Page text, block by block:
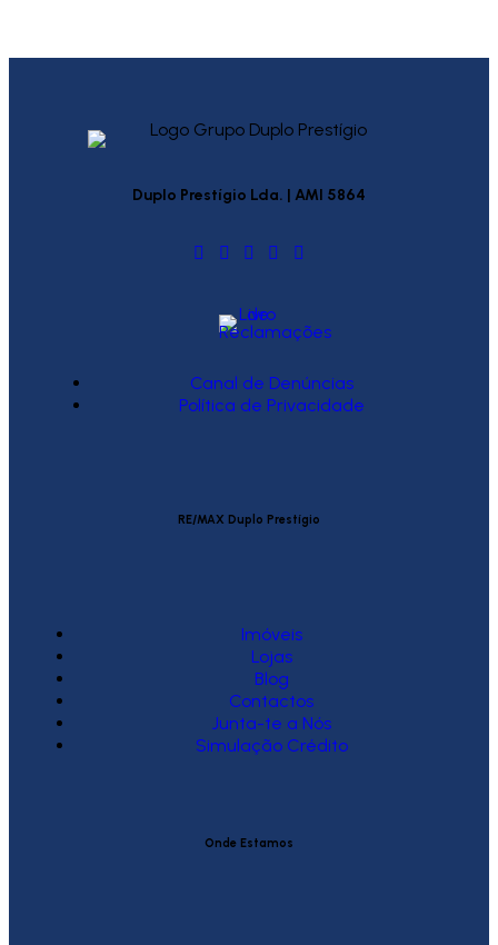
Duplo Prestígio Lda. | AMI 5864
Canal de Denúncias
Política de Privacidade
RE/MAX Duplo Prestígio
Imóveis
Lojas
Blog
Contactos
Junta-te a Nós
Simulação Crédito
Onde Estamos